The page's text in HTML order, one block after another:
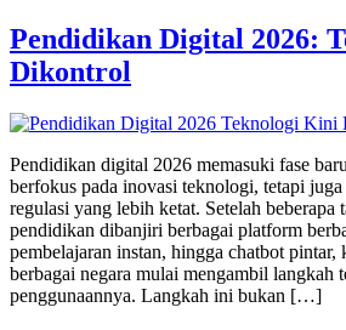
Pendidikan Digital 2026:
Dikontrol
Pendidikan digital 2026 memasuki fase
berfokus pada inovasi teknologi, tetapi
regulasi yang lebih ketat. Setelah beberapa
pendidikan dibanjiri berbagai platform
pembelajaran instan, hingga chatbot pintar,
berbagai negara mulai mengambil langkah
penggunaannya. Langkah ini bukan […]